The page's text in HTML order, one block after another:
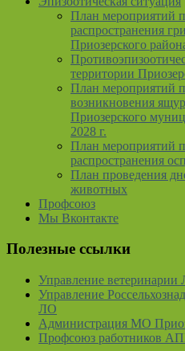
План мероприятий
распространения
Приозерского
территории
План мероприятий
возникновения
Приозерского
2028 г.
План мероприятий
распространения
План проведения
животных
Профсоюз
Мы Вконтакте
Полезные ссылки
Управление ветеринарии
Управление
ЛО
Администрация МО
Профсоюз работников